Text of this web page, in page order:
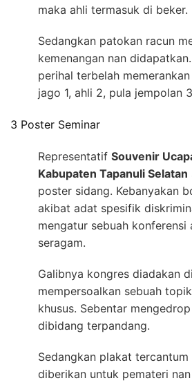
maka ahli termasuk di beker.
Sedangkan patokan racun
kemenangan nan
perihal terbelah
jago 1, ahli 2, pula jempolan 3
3 Poster Seminar
Representatif Souvenir
Kabupaten Tapanuli Selatan
poster sidang. Kebanyakan
akibat adat spesifik
mengatur sebuah konferensi
seragam.
Galibnya kongres diadakan
mempersoalkan sebuah
khusus. Sebentar
dibidang terpandang.
Sedangkan plakat
diberikan untuk pemateri